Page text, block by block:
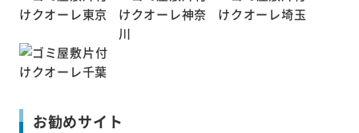
お勧めサイト